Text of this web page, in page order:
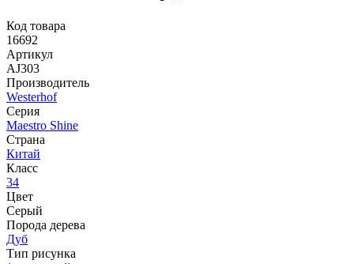
Код товара
16692
Артикул
AJ303
Производитель
Westerhof
Серия
Maestro Shine
Страна
Китай
Класс
34
Цвет
Серый
Порода дерева
Дуб
Тип рисунка